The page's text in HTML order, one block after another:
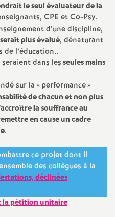
E
n
s
e
i
g
n
e
le seul évaluateur de la
CPE et Co-Psy.
d’une discipline,
plus évalué, dénaturant
l’éducation..
dans lesseules mains
sur la «performance»
de chacun et non plus
la souffrance au
en cause un cadre
.
ce projet dont il
des collègues à la
déclinées
la pétition unitaire